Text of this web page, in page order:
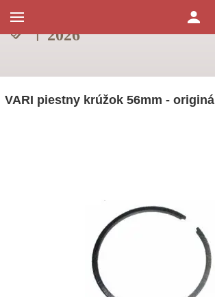
VARI piestny krúžok 56mm - originál